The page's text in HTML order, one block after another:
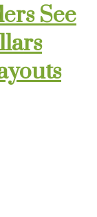
See